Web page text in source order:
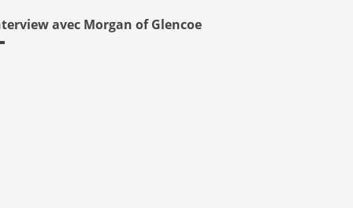
avec Morgan of Glencoe